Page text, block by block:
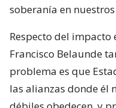
soberanía en
Respecto del
Francisco Belaunde
problema es que
las alianzas donde él